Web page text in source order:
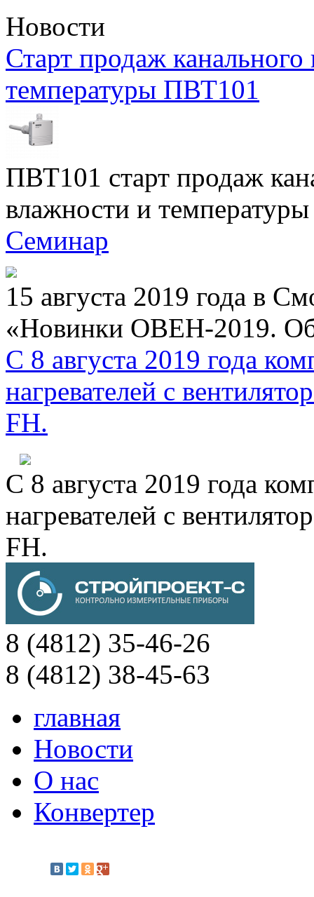
Новости
Старт продаж канального
температуры ПВТ101
ПВТ101 старт продаж
влажности и температуры
Семинар
15 августа 2019 года в
«Новинки ОВЕН-2019.
С 8 августа 2019 года
нагревателей с
FH.
С 8 августа 2019 года
нагревателей с
FH.
8 (4812) 35-46-26
8 (4812) 38-45-63
главная
Новости
О нас
Конвертер